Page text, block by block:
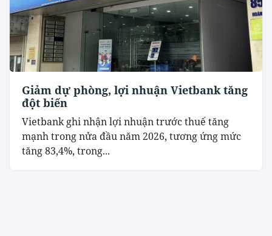
Giảm dự phòng, lợi nhuận Vietbank tăng
đột biến
Vietbank ghi nhận lợi nhuận trước thuế tăng
mạnh trong nửa đầu năm 2026, tương ứng mức
tăng 83,4%, trong...